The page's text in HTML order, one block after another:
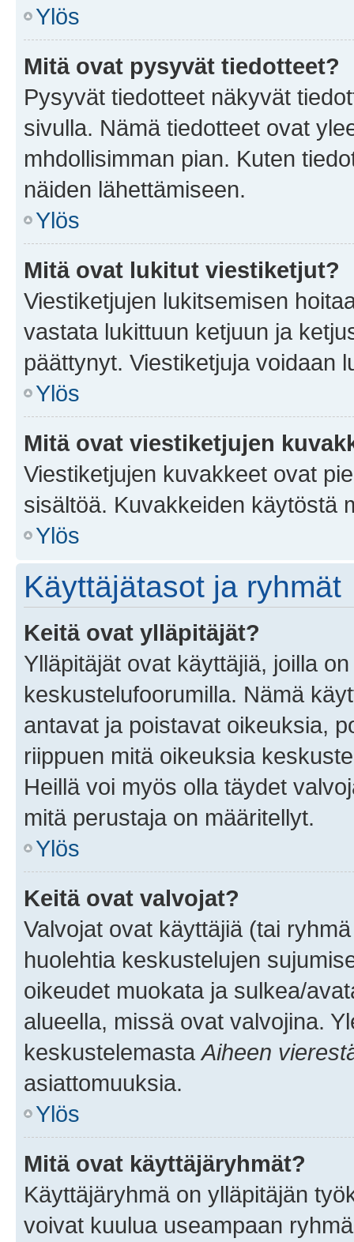
Ylös
Mitä ovat pysyvät tiedotteet?
Pysyvät tiedotteet näkyvät
sivulla. Nämä tiedotteet ovat
mhdollisimman pian. Kuten
näiden lähettämiseen.
Ylös
Mitä ovat lukitut viestiketjut?
Viestiketjujen lukitsemisen
vastata lukittuun ketjuun ja
päättynyt. Viestiketjuja voidaan
Ylös
Mitä ovat viestiketjujen
Viestiketjujen kuvakkeet ovat
sisältöä. Kuvakkeiden käytöstä
Ylös
Käyttäjätasot ja ryhmät
Keitä ovat ylläpitäjät?
Ylläpitäjät ovat käyttäjiä, joilla
keskustelufoorumilla. Nämä
antavat ja poistavat oikeuksia,
riippuen mitä oikeuksia
Heillä voi myös olla täydet
mitä perustaja on määritellyt.
Ylös
Keitä ovat valvojat?
Valvojat ovat käyttäjiä (tai
huolehtia keskustelujen
oikeudet muokata ja sulkea/
alueella, missä ovat valvojina.
keskustelemasta Aiheen
asiattomuuksia.
Ylös
Mitä ovat käyttäjäryhmät?
Käyttäjäryhmä on ylläpitäjän
voivat kuulua useampaan